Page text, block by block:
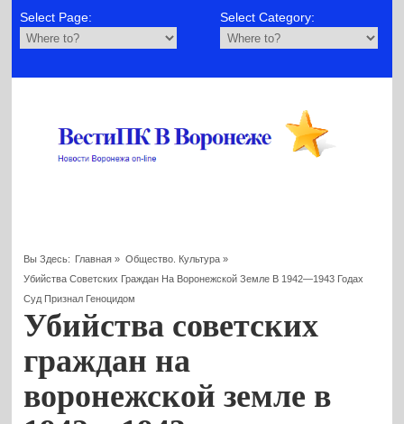
Select Page: Select Category:
Вы Здесь: Главная » Общество. Культура»
Убийства Советских Граждан На Воронежской Земле В 1942—1943 Годах
Суд Признал Геноцидом
Убийства советских
граждан на
воронежской земле в